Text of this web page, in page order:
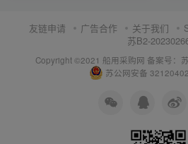
友链申请 广告合作 关于我们
苏B2-
Copyright ©2021 船用采购网 备案号：
苏公网安备